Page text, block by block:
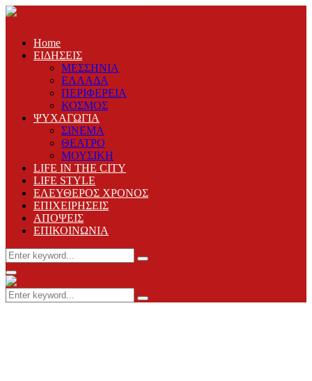
Home
ΕΙΔΗΣΕΙΣ
ΜΕΣΣΗΝΙΑ
ΕΛΛΑΔΑ
ΠΕΡΙΦΕΡΕΙΑ
ΚΟΣΜΟΣ
ΨΥΧΑΓΩΓΙΑ
ΣΙΝΕΜΑ
ΘΕΑΤΡΟ
ΜΟΥΣΙΚΗ
LIFE IN THE CITY
LIFE STYLE
ΕΛΕΥΘΕΡΟΣ ΧΡΟΝΟΣ
ΕΠΙΧΕΙΡΗΣΕΙΣ
ΑΠΟΨΕΙΣ
ΕΠΙΚΟΙΝΩΝΙΑ
Search
for:
Search
Primary
Menu
Search
for:
Search